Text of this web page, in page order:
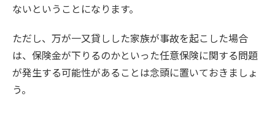
ないということになります。
ただし、万が一又貸しした家族が事故を起こした場合
は、保険金が下りるのかといった任意保険に関する問題
が発生する可能性があることは念頭に置いておきましょ
う。